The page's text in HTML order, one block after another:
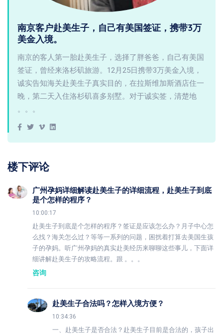
南京客户赴美生子，自己有美国签证，携带3万
美金入境。
南京的客人第一胎赴美生子，选择了胖爸爸，自己有美国
签证，曾经来洛杉矶旅游。12月25日携带3万美金入境，
诚实告知海关赴美生子真实目的，在拉斯维加斯酒店住一
晚，第二天入住洛杉矶喜多别墅。对于诚实签，清楚地
。。。
楼下评论
广州孕妈详细解读赴美生子的详细流程，赴美生子到底
是个怎样的程序？
10:00:17
赴美生子到底是个怎样的程序？签证是应该怎么办？月子中心怎
么找？海关怎么过？等等一系列的问题，困扰着打算去美国生孩
子的孕妈。听广州孕妈的真实赴美经历来聊聊这些事儿，下面详
细讲解赴美生子的攻略流程。跟 。。。
咨询
赴美生子合法吗？怎样入境方便？
10:34:36
一、赴美生子是否合法？赴美生子目前是合法的，孩子出